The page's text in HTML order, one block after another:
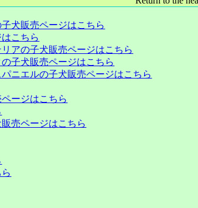
犬販売ページはこちら
こちら
アの子犬販売ページはこちら
子犬販売ページはこちら
ニエルの子犬販売ページはこちら
ージはこちら
売ページはこちら